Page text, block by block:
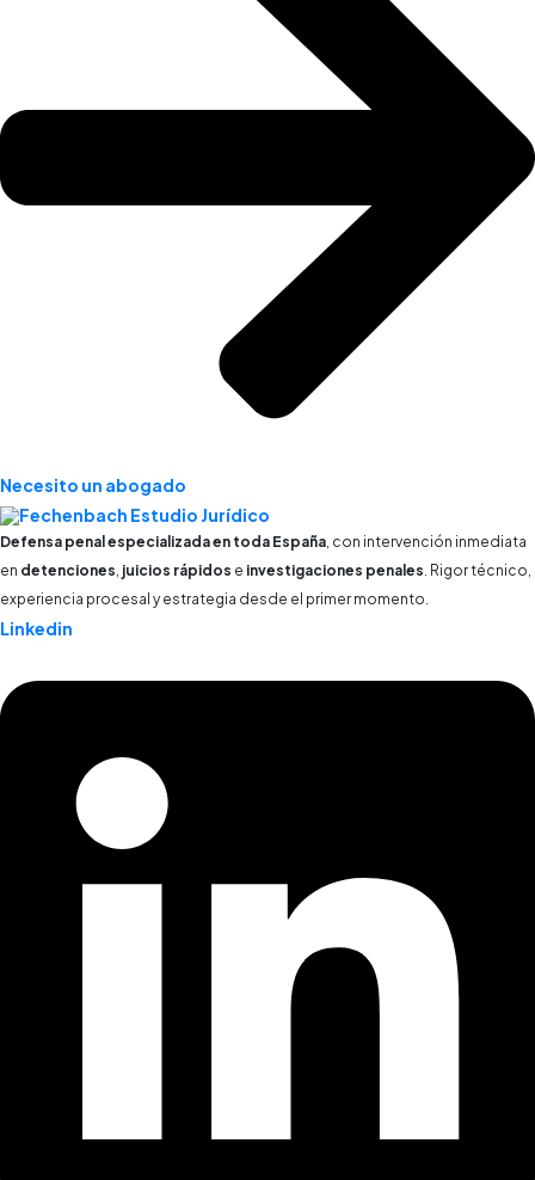
Necesito un abogado
Defensa penal especializada en toda España, con intervención inmediata
en detenciones, juicios rápidos e investigaciones penales. Rigor técnico,
experiencia procesal y estrategia desde el primer momento.
Linkedin